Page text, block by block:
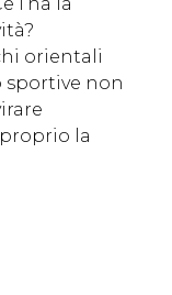
orientali
sportive non
la